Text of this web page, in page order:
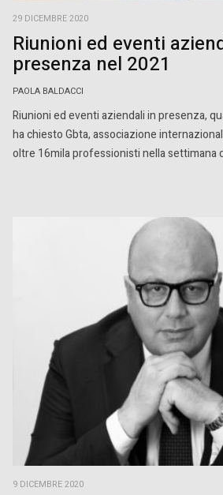
29 DICEMBRE 2020
Riunioni ed eventi
presenza nel 2021
PAOLA BALDACCI
Riunioni ed eventi aziendali in presenza,
ha chiesto Gbta, associazione
oltre 16mila professionisti nella settimana
9 DICEMBRE 2020